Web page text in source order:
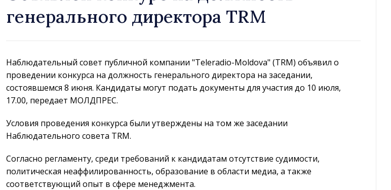
генерального директора TRM
Наблюдательный совет публичной компании "Teleradio-Moldova" (TRM) объявил о
проведении конкурса на должность генерального директора на заседании,
состоявшемся 8 июня. Кандидаты могут подать документы для участия до 10 июля,
17.00, передает МОЛДПРЕС.
Условия проведения конкурса были утверждены на том же заседании
Наблюдательного совета TRM.
Согласно регламенту, среди требований к кандидатам отсутствие судимости,
политическая неаффилированность, образование в области медиа, а также
соответствующий опыт в сфере менеджмента.